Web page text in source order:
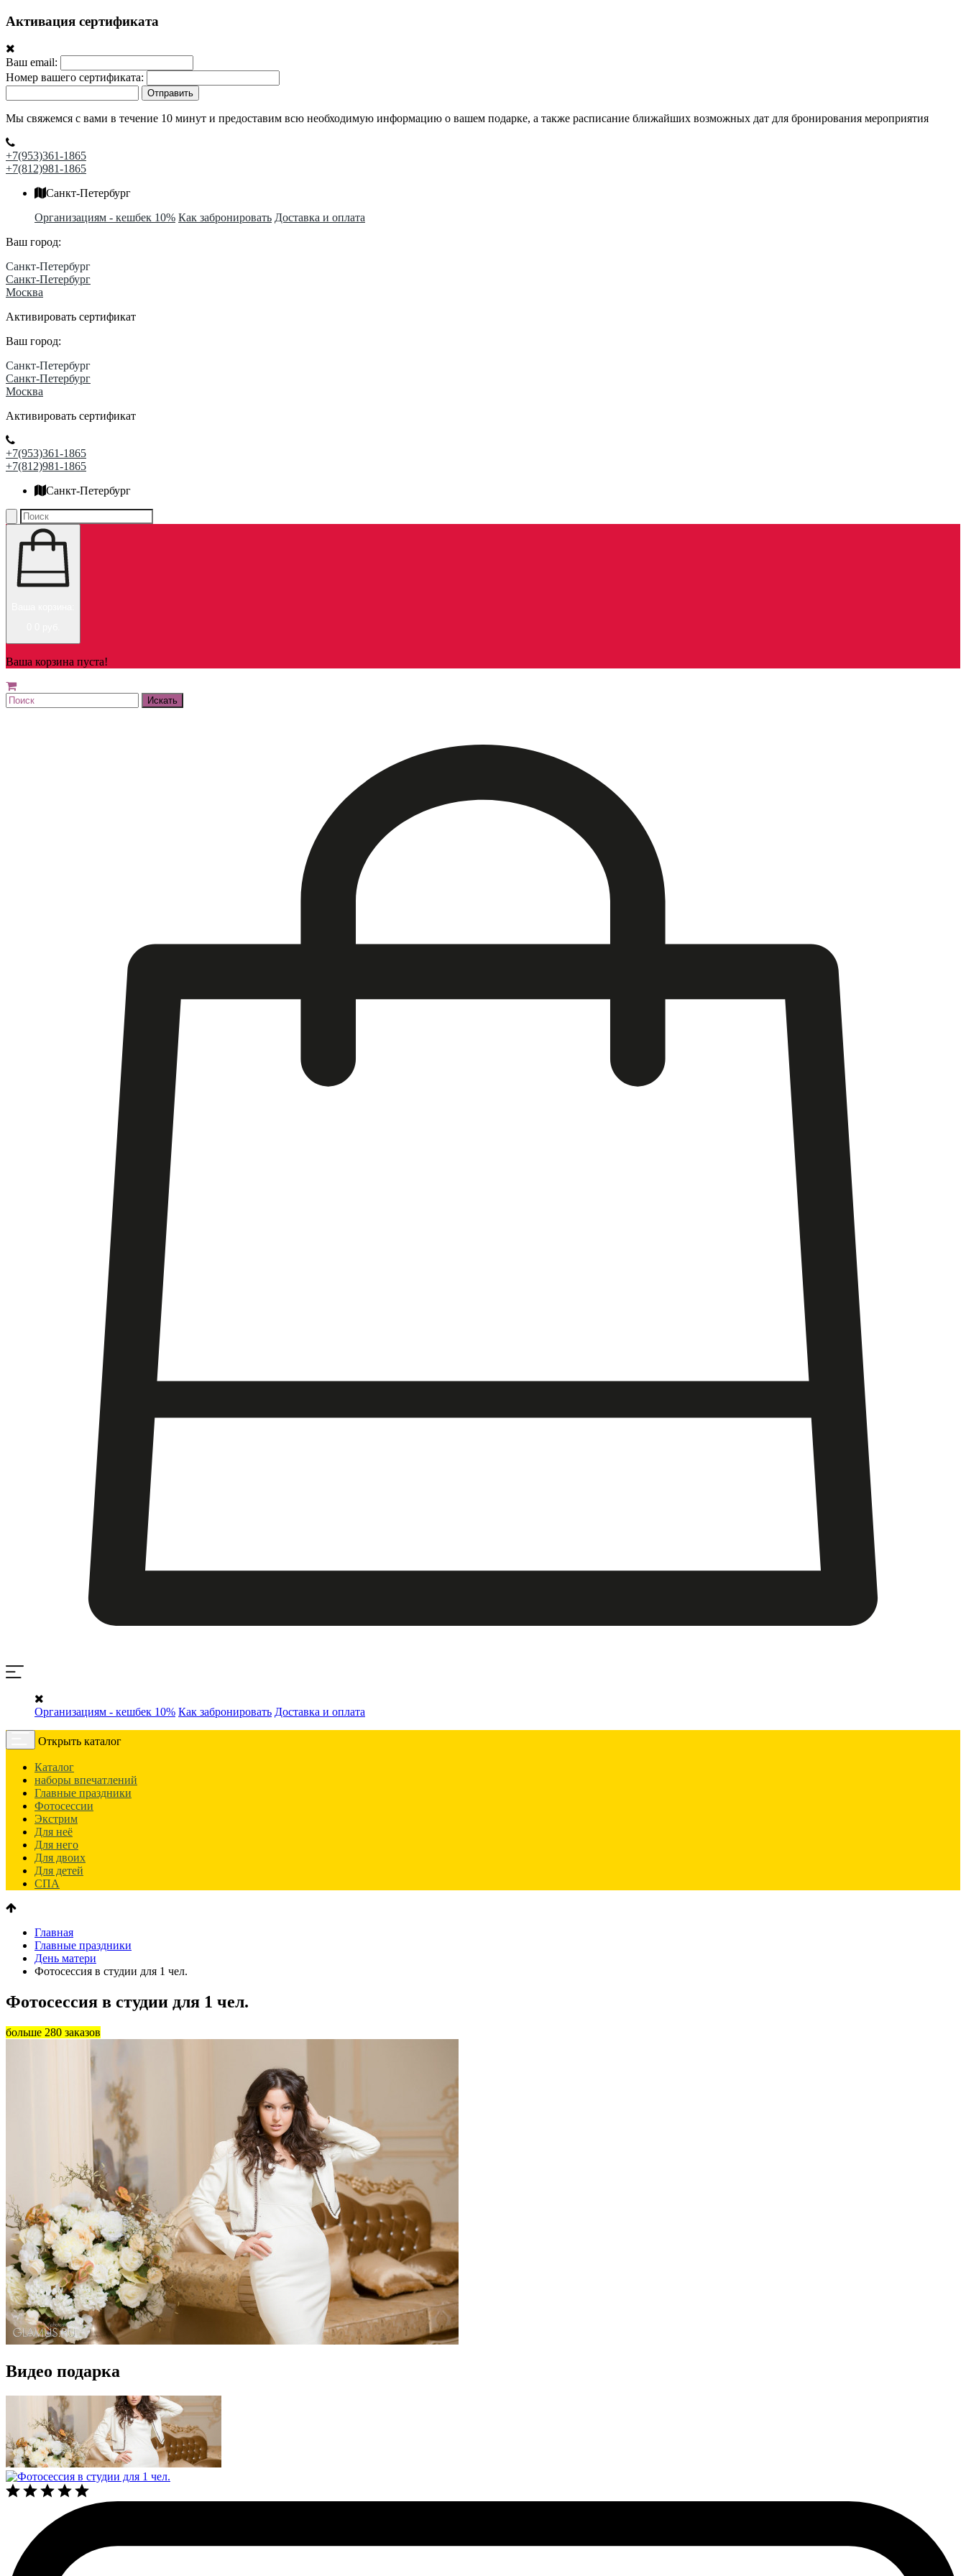
Активация сертификата
Ваш email:
Номер вашего сертификата:
Отправить
Мы свяжемся с вами в течение 10 минут и предоставим всю необходимую информацию о вашем подарке, а также расписание ближайших возможных дат для бронирования мероприятия
+7(953)361-1865
+7(812)981-1865
Санкт-Петербург
Организациям - кешбек 10% Как забронировать Доставка и оплата
Ваш город:
Санкт-Петербург
Санкт-Петербург
Москва
Активировать сертификат
Ваш город:
Санкт-Петербург
Санкт-Петербург
Москва
Активировать сертификат
+7(953)361-1865
+7(812)981-1865
Санкт-Петербург
Ваша корзина пуста!
Организациям - кешбек 10% Как забронировать Доставка и оплата
Открыть каталог
Каталог
наборы впечатлений
Главные праздники
Фотосессии
Экстрим
Для неё
Для него
Для двоих
Для детей
СПА
Главная
Главные праздники
День матери
Фотосессия в студии для 1 чел.
Фотосессия в студии для 1 чел.
больше 280 заказов
Видео подарка